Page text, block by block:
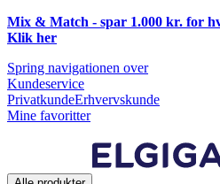
Mix & Match - spar 1.000 kr. for
Klik her
Spring navigationen over
Kundeservice
PrivatkundeErhvervskunde
Mine favoritter